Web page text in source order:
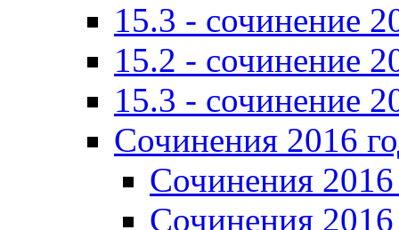
15.3 - сочинение
15.2 - сочинение
15.3 - сочинение
Сочинения 2016
Сочинения
Сочинения